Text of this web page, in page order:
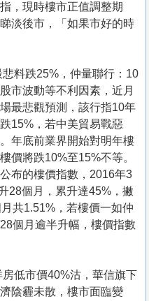
，現時樓市正值調整期
淡後市，「如果市好的時
悲料跌25%，仲量聯行：10
市波動等不利因素，近月
最悲觀預測，該行指10年
15%，若中美貿易戰惡
年底前業界開始對明年樓
價將跌10%至15%不等。
布的樓價指數，2016年3
28個月，累升達45%，撇
共1.51%，若樓價一如仲
個月逾半升幅，樓價指數
房低市價40%沽，華信旗下
陰霾未散，樓市面臨變